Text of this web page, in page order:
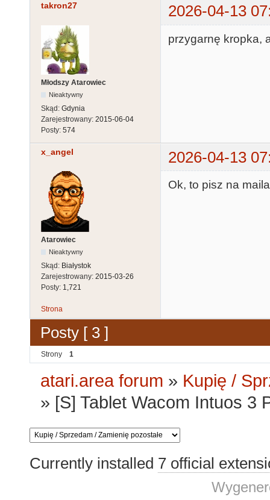
takron27 2026-04-13
Młodszy Atarowiec
Nieaktywny
Skąd: Gdynia
Zarejestrowany: 2015-06-04
Posty: 574
przygarnę kropka,
x_angel 2026-04-13
Atarowiec
Nieaktywny
Skąd: Białystok
Zarejestrowany: 2015-03-26
Posty: 1,721
Ok, to pisz na
Strona
Posty [ 3 ]
Strony 1
atari.area forum » Kupię /
» [S] Tablet Wacom Intuos 3
Currently installed 7 official